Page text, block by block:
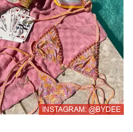
INSTAGRAM: @BYDEE